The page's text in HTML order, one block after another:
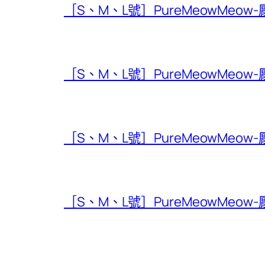
［S、M、L號］
［S、M、L號］
［S、M、L號］
［S、M、L號］